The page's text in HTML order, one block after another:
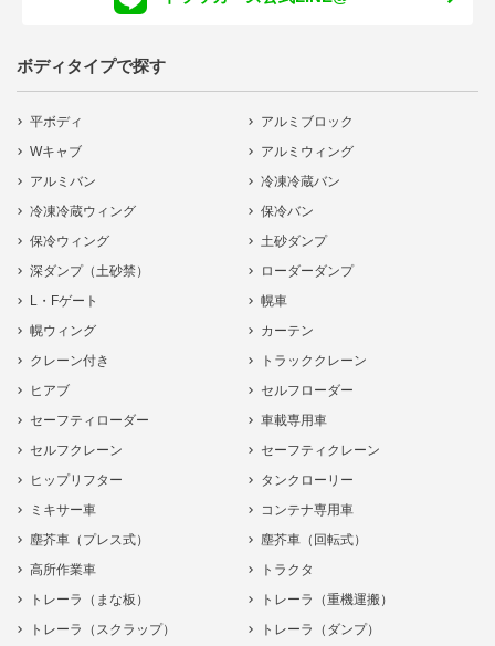
ボディタイプで探す
平ボディ
アルミブロック
Wキャブ
アルミウィング
アルミバン
冷凍冷蔵バン
冷凍冷蔵ウィング
保冷バン
保冷ウィング
土砂ダンプ
深ダンプ（土砂禁）
ローダーダンプ
L・Fゲート
幌車
幌ウィング
カーテン
クレーン付き
トラッククレーン
ヒアブ
セルフローダー
セーフティローダー
車載専用車
セルフクレーン
セーフティクレーン
ヒップリフター
タンクローリー
ミキサー車
コンテナ専用車
塵芥車（プレス式）
塵芥車（回転式）
高所作業車
トラクタ
トレーラ（まな板）
トレーラ（重機運搬）
トレーラ（スクラップ）
トレーラ（ダンプ）